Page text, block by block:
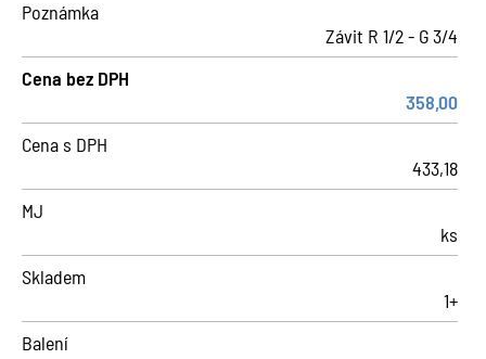
Poznámka
Závit R 1/2 - G 3/4
Cena bez DPH
358,00
Cena s DPH
433,18
MJ
ks
Skladem
1+
Balení